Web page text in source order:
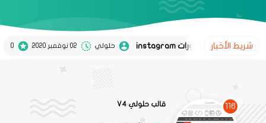
شريط الأخبار حلولي 02 نوفمبر 2020 0 حل
116 قالب حلولي V4